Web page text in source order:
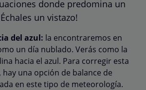
donde predomina un
un vistazo!
del azul: la encontraremos en
un día nublado. Verás como la
hacia el azul. Para corregir esta
una opción de balance de
en este tipo de meteorología.